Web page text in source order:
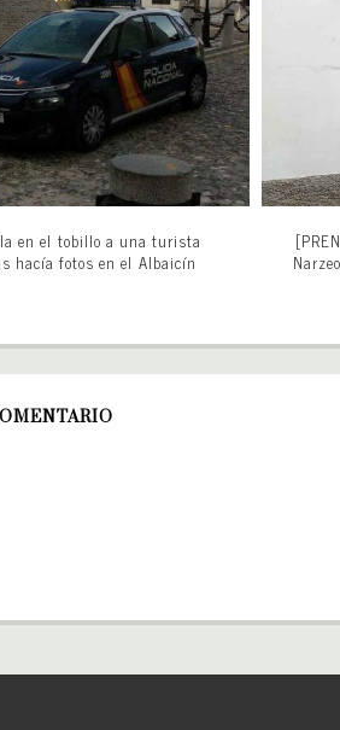
en el tobillo a una turista
hacía fotos en el Albaicín